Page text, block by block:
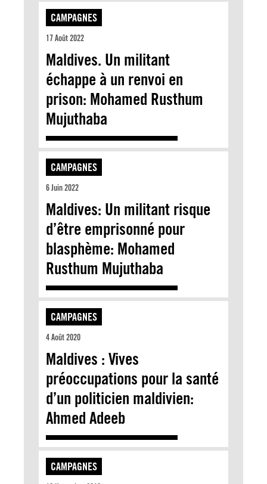
CAMPAGNES
17 Août 2022
Maldives. Un militant
échappe à un renvoi en
prison: Mohamed Rusthum
Mujuthaba
CAMPAGNES
6 Juin 2022
Maldives: Un militant risque
d’être emprisonné pour
blasphème: Mohamed
Rusthum Mujuthaba
CAMPAGNES
4 Août 2020
Maldives : Vives
préoccupations pour la santé
d’un politicien maldivien:
Ahmed Adeeb
CAMPAGNES